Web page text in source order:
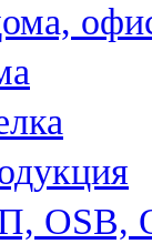
OSB,